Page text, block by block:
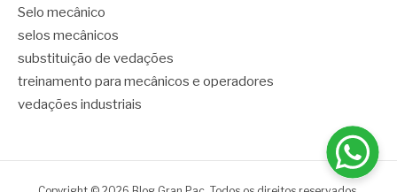
Selo mecânico
selos mecânicos
substituição de vedações
treinamento para mecânicos e operadores
vedações industriais